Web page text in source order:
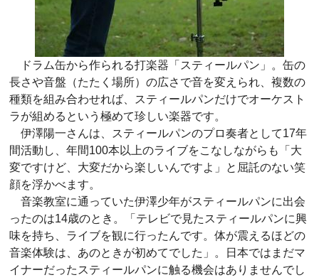
ドラム缶から作られる打楽器「スティールパン」。缶の
長さや音盤（たたく場所）の広さで音を変えられ、複数の
種類を組み合わせれば、スティールパンだけでオーケスト
ラが組めるという極めて珍しい楽器です。
伊澤陽一さんは、スティールパンのプロ奏者として17年
間活動し、年間100本以上のライブをこなしながらも「大
変ですけど、大変だから楽しいんですよ」と屈託のない笑
顔を浮かべます。
音楽教室に通っていた伊澤少年がスティールパンに出会
ったのは14歳のとき。「テレビで見たスティールパンに興
味を持ち、ライブを観に行ったんです。体が震えるほどの
音楽体験は、あのときが初めてでした」。日本ではまだマ
イナーだったスティールパンに触る機会はありませんでし